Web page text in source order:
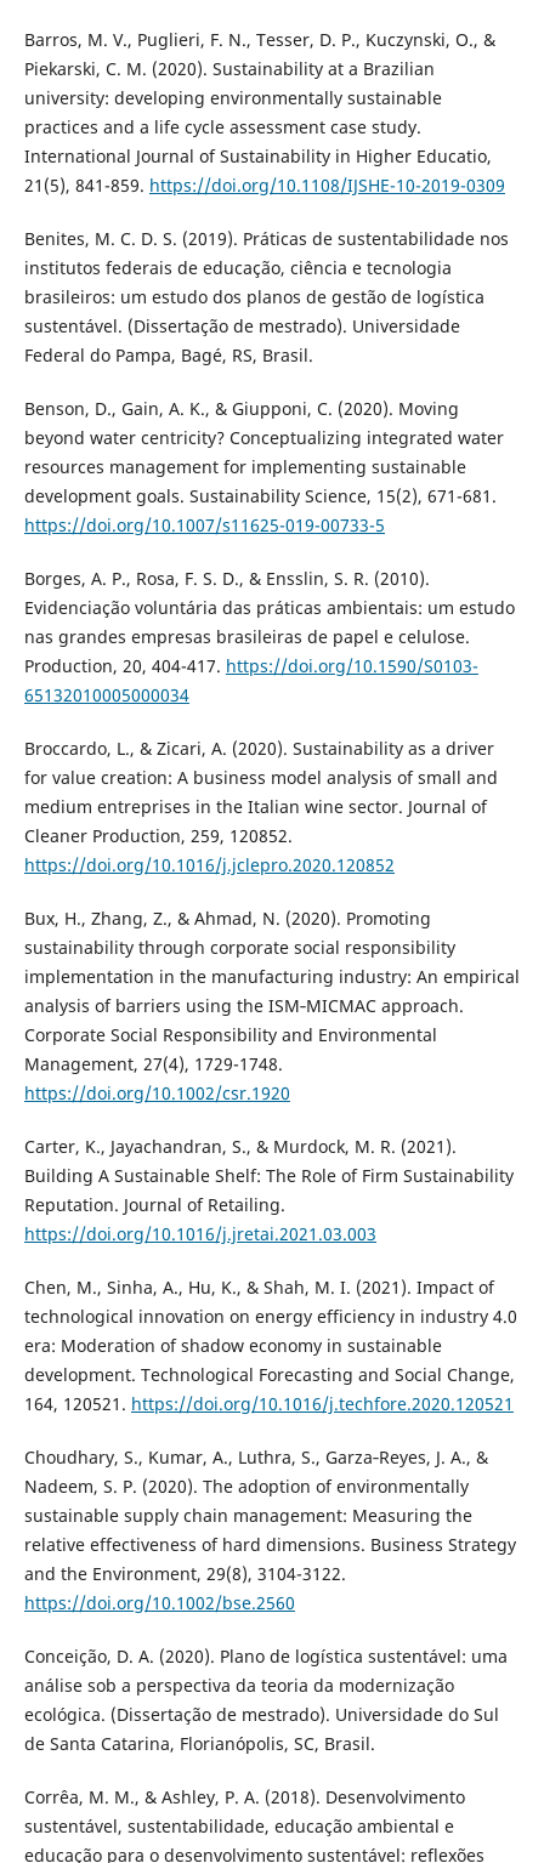
Barros, M. V., Puglieri, F. N., Tesser, D. P., Kuczynski, O., &
Piekarski, C. M. (2020). Sustainability at a Brazilian
university: developing environmentally sustainable
practices and a life cycle assessment case study.
International Journal of Sustainability in Higher Educatio,
21(5), 841-859. https://doi.org/10.1108/IJSHE-10-2019-0309
Benites, M. C. D. S. (2019). Práticas de sustentabilidade nos
institutos federais de educação, ciência e tecnologia
brasileiros: um estudo dos planos de gestão de logística
sustentável. (Dissertação de mestrado). Universidade
Federal do Pampa, Bagé, RS, Brasil.
Benson, D., Gain, A. K., & Giupponi, C. (2020). Moving
beyond water centricity? Conceptualizing integrated water
resources management for implementing sustainable
development goals. Sustainability Science, 15(2), 671-681.
https://doi.org/10.1007/s11625-019-00733-5
Borges, A. P., Rosa, F. S. D., & Ensslin, S. R. (2010).
Evidenciação voluntária das práticas ambientais: um estudo
nas grandes empresas brasileiras de papel e celulose.
Production, 20, 404-417. https://doi.org/10.1590/S0103-
65132010005000034
Broccardo, L., & Zicari, A. (2020). Sustainability as a driver
for value creation: A business model analysis of small and
medium entreprises in the Italian wine sector. Journal of
Cleaner Production, 259, 120852.
https://doi.org/10.1016/j.jclepro.2020.120852
Bux, H., Zhang, Z., & Ahmad, N. (2020). Promoting
sustainability through corporate social responsibility
implementation in the manufacturing industry: An empirical
analysis of barriers using the ISM‐MICMAC approach.
Corporate Social Responsibility and Environmental
Management, 27(4), 1729-1748.
https://doi.org/10.1002/csr.1920
Carter, K., Jayachandran, S., & Murdock, M. R. (2021).
Building A Sustainable Shelf: The Role of Firm Sustainability
Reputation. Journal of Retailing.
https://doi.org/10.1016/j.jretai.2021.03.003
Chen, M., Sinha, A., Hu, K., & Shah, M. I. (2021). Impact of
technological innovation on energy efficiency in industry 4.0
era: Moderation of shadow economy in sustainable
development. Technological Forecasting and Social Change,
164, 120521. https://doi.org/10.1016/j.techfore.2020.120521
Choudhary, S., Kumar, A., Luthra, S., Garza‐Reyes, J. A., &
Nadeem, S. P. (2020). The adoption of environmentally
sustainable supply chain management: Measuring the
relative effectiveness of hard dimensions. Business Strategy
and the Environment, 29(8), 3104-3122.
https://doi.org/10.1002/bse.2560
Conceição, D. A. (2020). Plano de logística sustentável: uma
análise sob a perspectiva da teoria da modernização
ecológica. (Dissertação de mestrado). Universidade do Sul
de Santa Catarina, Florianópolis, SC, Brasil.
Corrêa, M. M., & Ashley, P. A. (2018). Desenvolvimento
sustentável, sustentabilidade, educação ambiental e
educação para o desenvolvimento sustentável: reflexões